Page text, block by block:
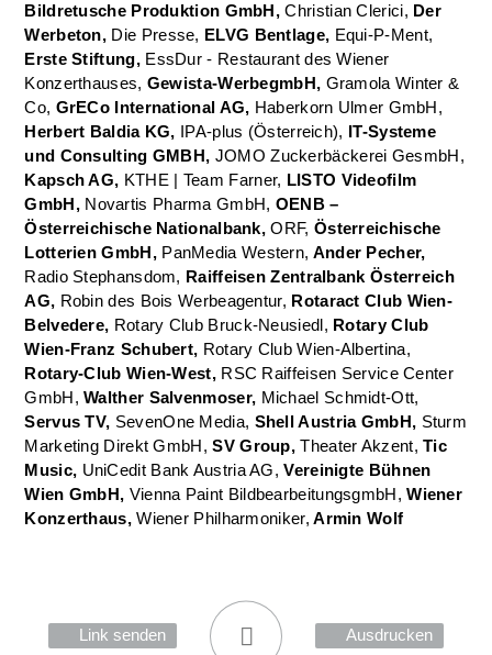
Bildretusche Produktion GmbH,Christian Clerici, Der
Werbeton, Die Presse, ELVG Bentlage, Equi-P-Ment,
Erste Stiftung, EssDur - Restaurant des Wiener
Konzerthauses, Gewista-WerbegmbH, Gramola Winter &
Co, GrECo International AG, Haberkorn Ulmer GmbH,
Herbert Baldia KG, IPA-plus (Österreich), IT-Systeme
und Consulting GMBH, JOMO Zuckerbäckerei GesmbH,
Kapsch AG, KTHE | Team Farner, LISTO Videofilm
GmbH, Novartis Pharma GmbH, OENB –
Österreichische Nationalbank,ORF, Österreichische
Lotterien GmbH, PanMedia Western, Ander Pecher,
Radio Stephansdom, Raiffeisen Zentralbank Österreich
AG, Robin des Bois Werbeagentur, Rotaract Club Wien-
Belvedere, Rotary Club Bruck-Neusiedl, Rotary Club
Wien-Franz Schubert, Rotary Club Wien-Albertina,
Rotary-Club Wien-West, RSC Raiffeisen Service Center
GmbH, Walther Salvenmoser, Michael Schmidt-Ott,
Servus TV, SevenOne Media, Shell Austria GmbH, Sturm
Marketing Direkt GmbH, SV Group,Theater Akzent, Tic
Music, UniCedit Bank Austria AG, Vereinigte Bühnen
Wien GmbH, Vienna Paint BildbearbeitungsgmbH, Wiener
Konzerthaus,Wiener Philharmoniker, Armin Wolf
Link senden Ausdrucken